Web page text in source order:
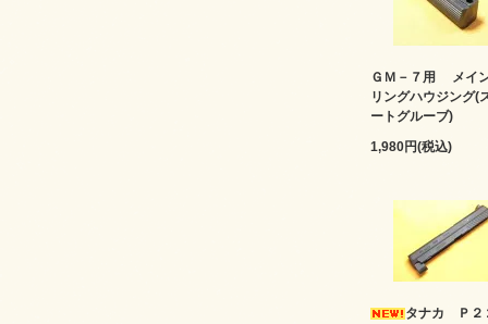
ＧＭ－７用 メイ
リングハウジング(
ートグルーブ)
1,980円(税込)
タナカ Ｐ